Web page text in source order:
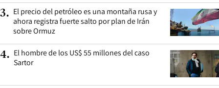
3. El precio del petróleo es una montaña rusa y
ahora registra fuerte salto por plan de Irán
sobre Ormuz
4. El hombre de los US$ 55 millones del caso
Sartor